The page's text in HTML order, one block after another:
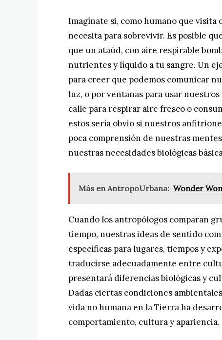
Imagínate si, como humano que
necesita para sobrevivir. Es posible
que un ataúd, con aire respirable
nutrientes y líquido a tu sangre. Un
para creer que podemos comunicar
luz, o por ventanas para usar
calle para respirar aire fresco o
estos sería obvio si nuestros
poca comprensión de nuestras
nuestras necesidades biológicas
Más en AntropoUrbana: Wonder
Cuando los antropólogos comparan
tiempo, nuestras ideas de sentido
específicas para lugares, tiempos y
traducirse adecuadamente entre
presentará diferencias biológicas y
Dadas ciertas condiciones
vida no humana en la Tierra ha
comportamiento, cultura y apariencia.